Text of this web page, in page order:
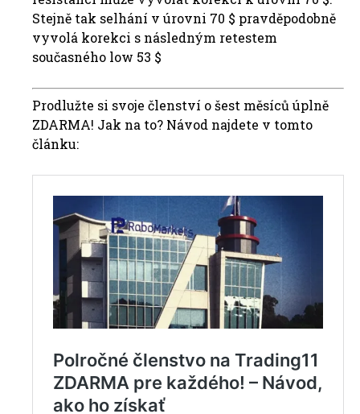
Stejně tak selhání v úrovni 70 $ pravděpodobně
vyvolá korekci s následným retestem
současného low 53 $
Prodlužte si svoje členství o šest měsíců úplně
ZDARMA! Jak na to? Návod najdete v tomto
článku: